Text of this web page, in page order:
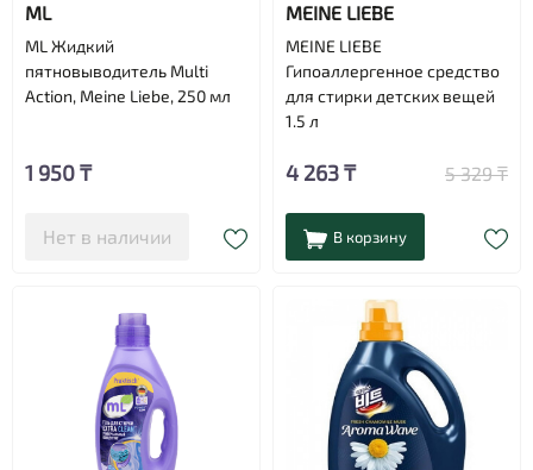
ML
ML Жидкий
пятновыводитель Multi
Action, Meine Liebe, 250 мл
1 950 ₸
Нет в наличии
MEINE LIEBE
MEINE LIEBE
Гипоаллергенное средство
для стирки детских вещей
1.5 л
4 263 ₸ 5 329 ₸
В корзину